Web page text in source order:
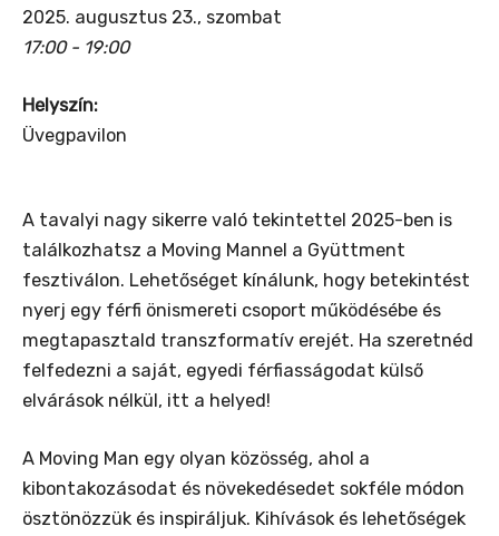
2025. augusztus 23., szombat
17:00 - 19:00
Helyszín:
Üvegpavilon
A tavalyi nagy sikerre való tekintettel 2025-ben is
találkozhatsz a Moving Mannel a Gyüttment
fesztiválon. Lehetőséget kínálunk, hogy betekintést
nyerj egy férfi önismereti csoport működésébe és
megtapasztald transzformatív erejét. Ha szeretnéd
felfedezni a saját, egyedi férfiasságodat külső
elvárások nélkül, itt a helyed!
A Moving Man egy olyan közösség, ahol a
kibontakozásodat és növekedésedet sokféle módon
ösztönözzük és inspiráljuk. Kihívások és lehetőségek